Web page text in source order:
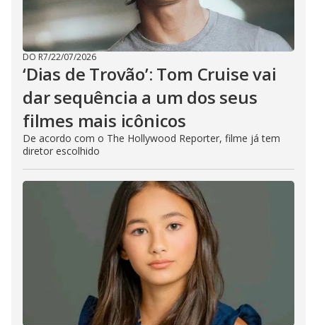
DO R7/22/07/2026
‘Dias de Trovão’: Tom Cruise vai
dar sequência a um dos seus
filmes mais icônicos
De acordo com o The Hollywood Reporter, filme já tem
diretor escolhido